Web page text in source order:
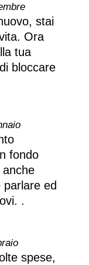
stai
Ora
tua
bloccare
fondo
ed
.
spese,